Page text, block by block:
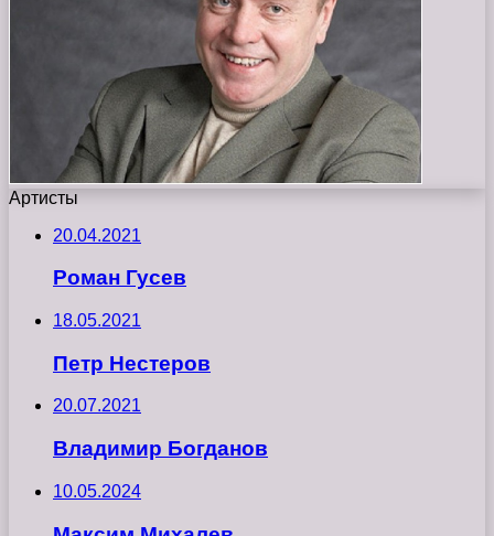
Артисты
20.04.2021
Роман Гусев
18.05.2021
Петр Нестеров
20.07.2021
Владимир Богданов
10.05.2024